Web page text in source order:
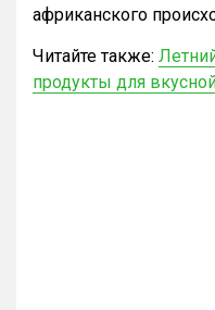
африканского
Читайте также:
продукты для